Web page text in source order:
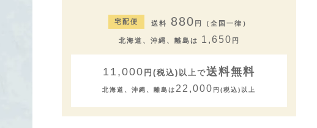
宅配便 送料 880 円（全国一律）
北海道、沖縄、離島は 1,650 円
11,000 円(税込)以上で送料無料
北海道、沖縄、離島は22,000 円(税込)以上